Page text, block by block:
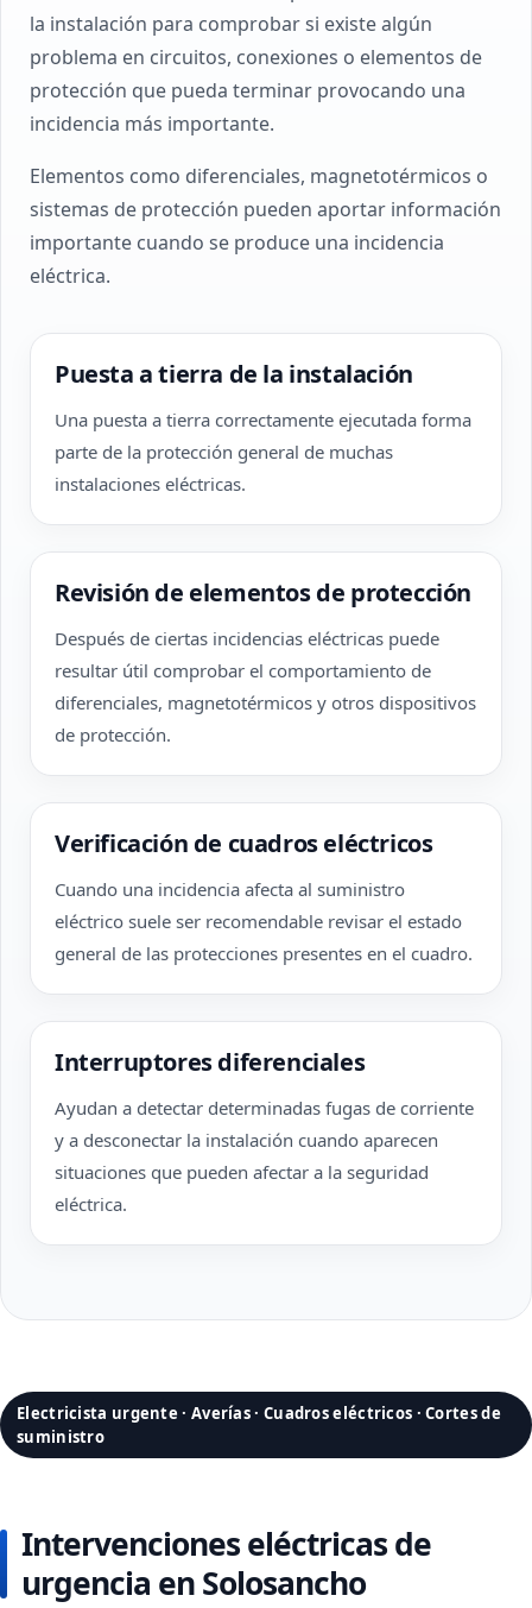
la instalación para comprobar si existe algún
problema en circuitos, conexiones o elementos de
protección que pueda terminar provocando una
incidencia más importante.
Elementos como diferenciales, magnetotérmicos o
sistemas de protección pueden aportar información
importante cuando se produce una incidencia
eléctrica.
Puesta a tierra de la instalación
Una puesta a tierra correctamente ejecutada forma
parte de la protección general de muchas
instalaciones eléctricas.
Revisión de elementos de protección
Después de ciertas incidencias eléctricas puede
resultar útil comprobar el comportamiento de
diferenciales, magnetotérmicos y otros dispositivos
de protección.
Verificación de cuadros eléctricos
Cuando una incidencia afecta al suministro
eléctrico suele ser recomendable revisar el estado
general de las protecciones presentes en el cuadro.
Interruptores diferenciales
Ayudan a detectar determinadas fugas de corriente
y a desconectar la instalación cuando aparecen
situaciones que pueden afectar a la seguridad
eléctrica.
Electricista urgente · Averías · Cuadros eléctricos · Cortes de
suministro
Intervenciones eléctricas de
urgencia en Solosancho